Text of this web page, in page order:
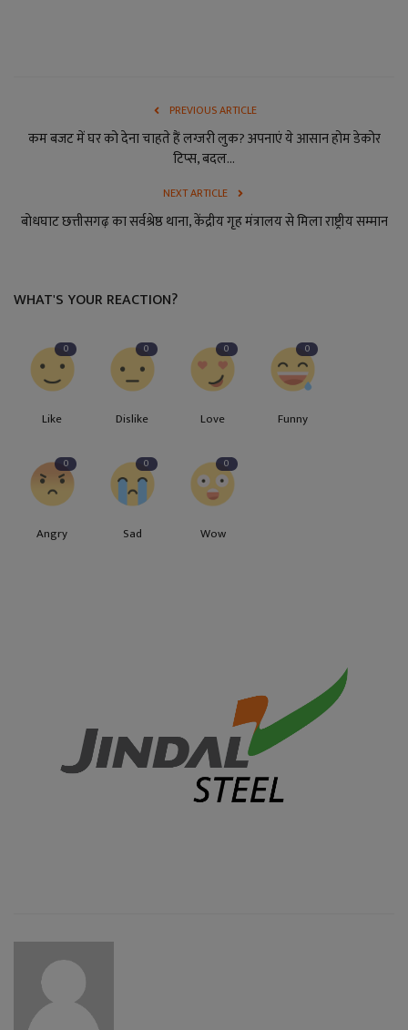
PREVIOUS ARTICLE
कम बजट में घर को देना चाहते हैं लग्जरी लुक? अपनाएं ये आसान होम डेकोर
टिप्स, बदल...
NEXT ARTICLE
बोधघाट छत्तीसगढ़ का सर्वश्रेष्ठ थाना, केंद्रीय गृह मंत्रालय से मिला राष्ट्रीय सम्मान
WHAT'S YOUR REACTION?
0
Like
0
Dislike
0
Love
0
Funny
0
Angry
0
Sad
0
Wow